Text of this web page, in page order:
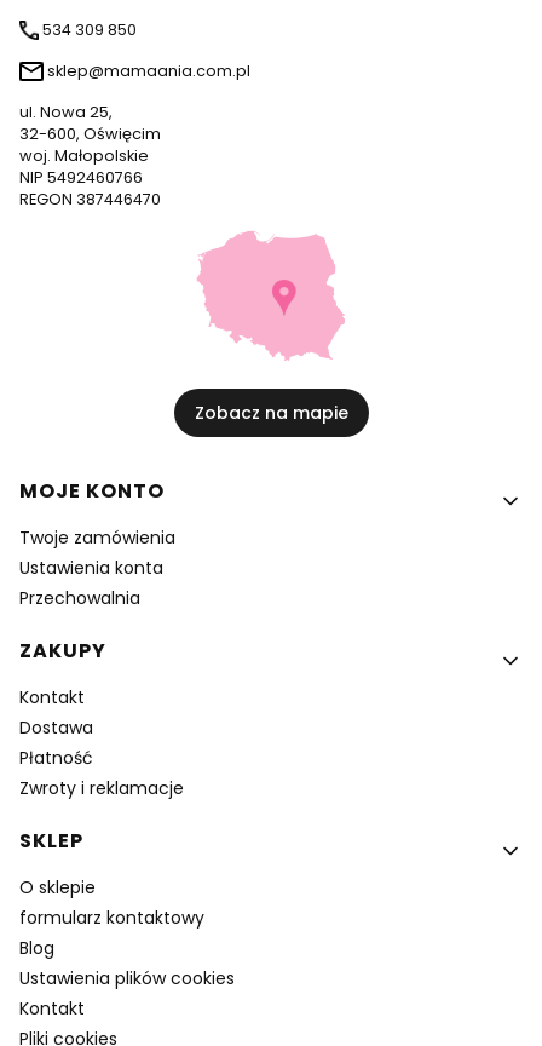
534 309 850
sklep@mamaania.com.pl
ul. Nowa 25,
32-600, Oświęcim
woj. Małopolskie
NIP 5492460766
REGON 387446470
Zobacz na mapie
Linki w stopce
MOJE KONTO
Twoje zamówienia
Ustawienia konta
Przechowalnia
ZAKUPY
Kontakt
Dostawa
Płatność
Zwroty i reklamacje
SKLEP
O sklepie
formularz kontaktowy
Blog
Ustawienia plików cookies
Kontakt
Pliki cookies